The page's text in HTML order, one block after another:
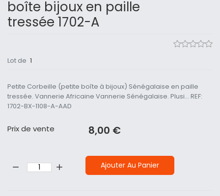
boîte bijoux en paille
tressée 1702-A
Lot de 1
Petite Corbeille (petite boîte à bijoux) Sénégalaise en paille
tressée. Vannerie Africaine Vannerie Sénégalaise. Plusi... REF:
1702-BX-1108-A-AAD
Prix ​​de vente 8,00 €
Ajouter Au Panier